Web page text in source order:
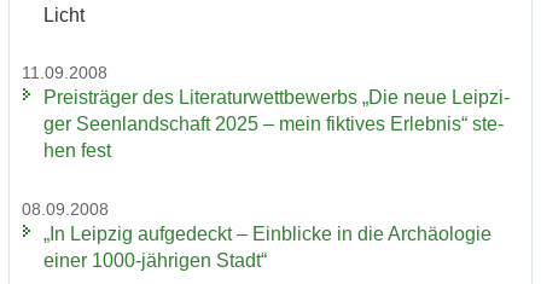
Licht
11.09.2008
Preis­trä­ger des Li­te­ra­tur­wett­be­werbs „Die neue Leip­zi­
ger Se­en­land­schaft 2025 – mein fik­ti­ves Er­leb­nis“ ste­
hen fest
08.09.2008
„In Leip­zig auf­ge­deckt – Ein­bli­cke in die Ar­chäo­lo­gie
einer 1000-​jährigen Stadt“